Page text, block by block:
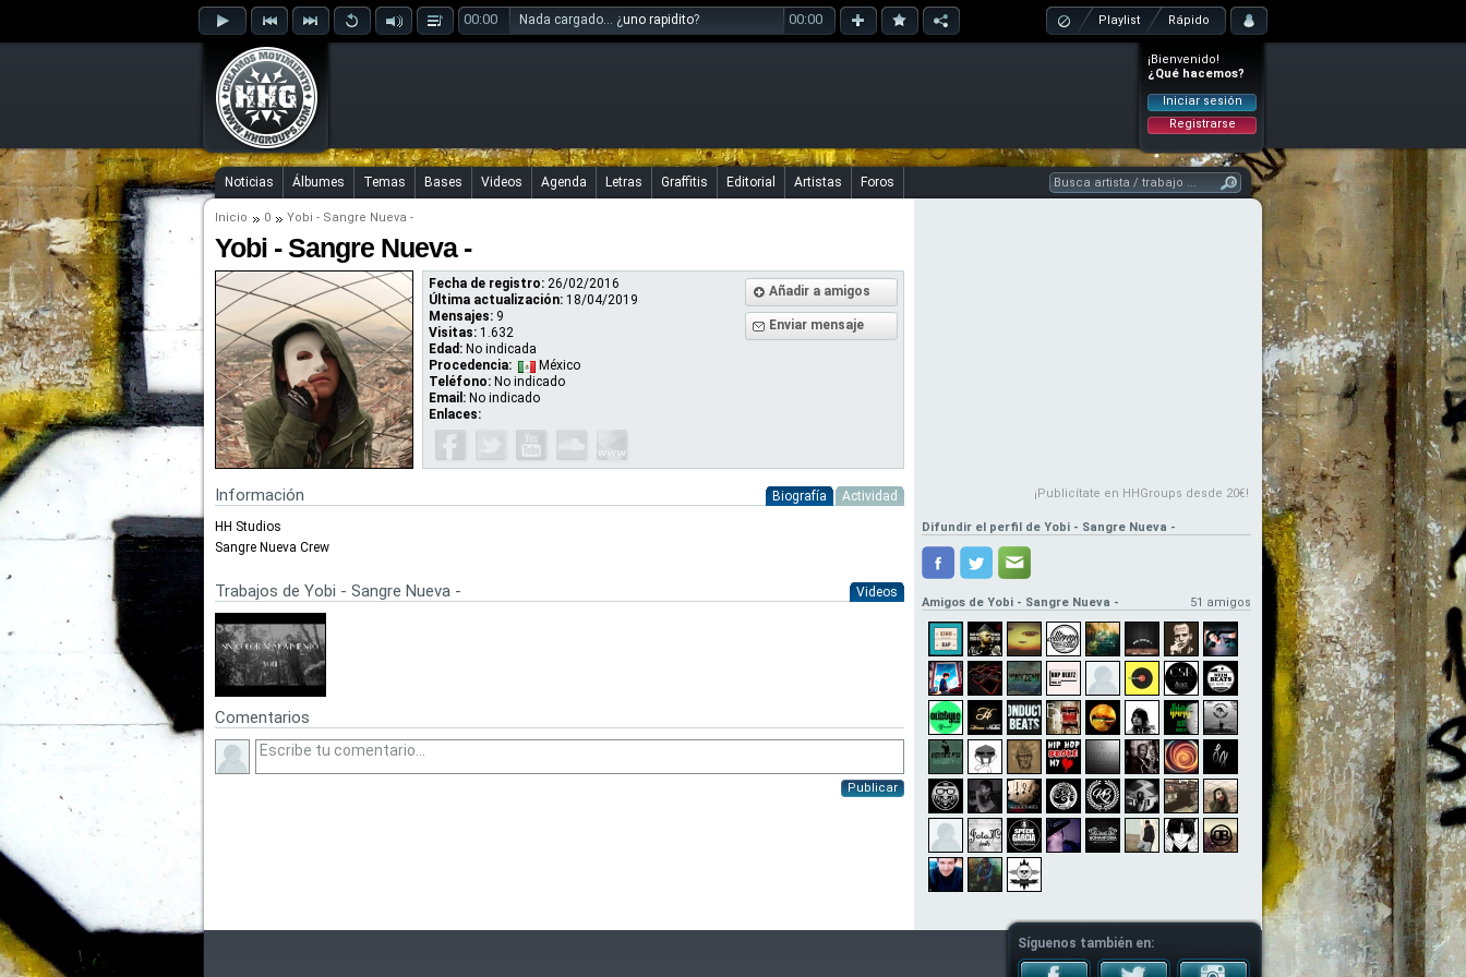
00:00 Nada cargado... ¿uno rapidito? 00:00 Playlist Rápido
¡Bienvenido!
¿Qué hacemos?
Iniciar sesión
Registrarse
Noticias Álbumes Temas Bases Videos Agenda Letras Graffitis Editorial Artistas Foros
Inicio 0 Yobi - Sangre Nueva -
Yobi - Sangre Nueva -
Añadir a amigos
Enviar mensaje
Fecha de registro: 26/02/2016
Última actualización: 18/04/2019
Mensajes: 9
Visitas: 1.632
Edad: No indicada
Procedencia:
México
Teléfono: No indicado
Email: No indicado
Enlaces:
Información Biografía
Actividad
HH Studios
Sangre Nueva Crew
Trabajos de Yobi - Sangre Nueva - Videos
Comentarios
Publicar
¡Publicítate en HHGroups desde 20€!
Difundir el perfil de Yobi - Sangre Nueva -
Amigos de Yobi - Sangre Nueva - 51 amigos
Síguenos también en: